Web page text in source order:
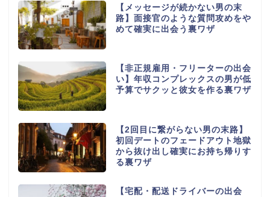
【メッセージが続かない男の末
路】面接官のような質問攻めをや
めて確実に出会う裏ワザ
【非正規雇用・フリーターの出会
い】年収コンプレックスの男が低
予算でサクッと彼女を作る裏ワザ
【2回目に繋がらない男の末路】
初回デートのフェードアウト地獄
から抜け出し確実にお持ち帰りす
る裏ワザ
【宅配・配送ドライバーの出会